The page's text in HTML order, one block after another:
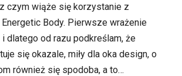
czym wiąże się korzystanie z
Body. Pierwsze wrażenie
dlatego od razu podkreślam, że
się okazale, miły dla oka design, o
również się spodoba, a to…